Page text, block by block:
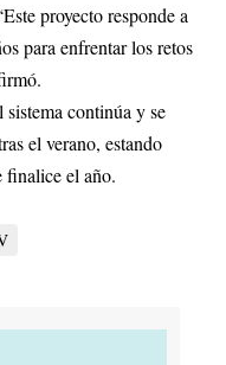
proyecto responde a
para enfrentar los retos
continúa y se
el verano, estando
finalice el año.